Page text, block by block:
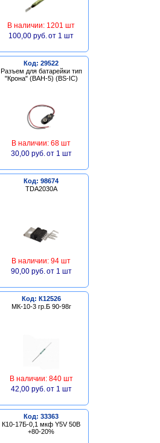
В наличии: 1201 шт
100,00 руб. от 1 шт
Код: 29522
Разъем для батарейки тип
"Крона" (BAH-5) (BS-IC)
В наличии: 68 шт
30,00 руб. от 1 шт
Код: 98674
TDA2030A
В наличии: 94 шт
90,00 руб. от 1 шт
Код: К12526
МК-10-3 гр.Б 90-98г
В наличии: 840 шт
42,00 руб. от 1 шт
Код: 33363
К10-17Б-0,1 мкф Y5V 50В
+80-20%